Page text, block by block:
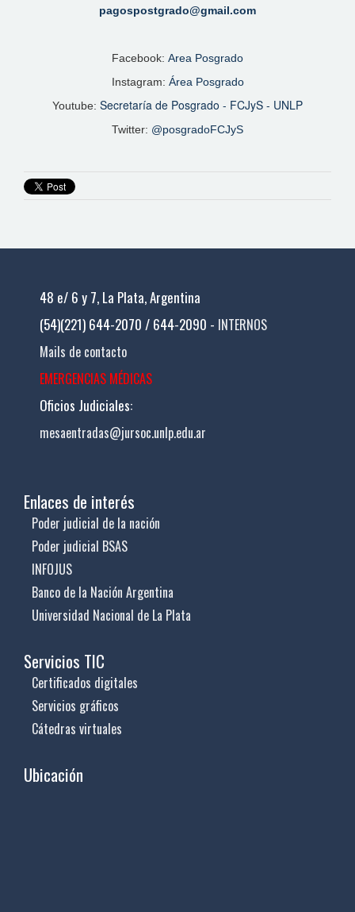
pagospostgrado@gmail.com
Facebook: Area Posgrado
Instagram: Área Posgrado
Youtube: Secretaría de Posgrado - FCJyS - UNLP
Twitter: @posgradoFCJyS
48 e/ 6 y 7, La Plata, Argentina
(54)(221) 644-2070 / 644-2090 - INTERNOS
Mails de contacto
EMERGENCIAS MÉDICAS
Oficios Judiciales:
mesaentradas@jursoc.unlp.edu.ar
Enlaces de interés
Poder judicial de la nación
Poder judicial BSAS
INFOJUS
Banco de la Nación Argentina
Universidad Nacional de La Plata
Servicios TIC
Certificados digitales
Servicios gráficos
Cátedras virtuales
Ubicación